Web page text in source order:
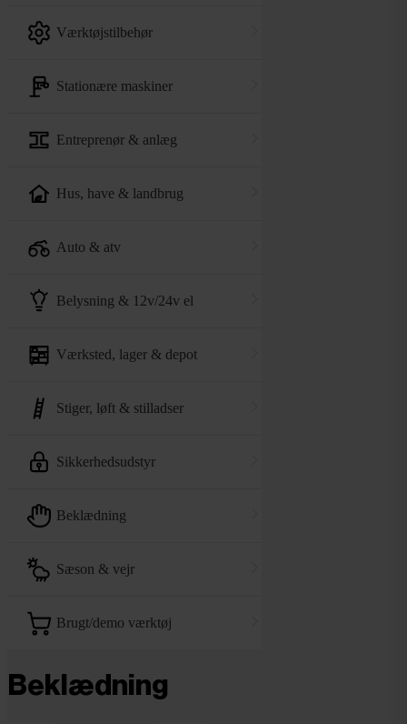
værktøjstilbehør
stationære maskiner
entreprenør & anlæg
hus, have & landbrug
auto & atv
belysning & 12v/24v el
værksted, lager & depot
stiger, løft & stilladser
sikkerhedsudstyr
beklædning
sæson & vejr
brugt/demo værktøj
Beklædning